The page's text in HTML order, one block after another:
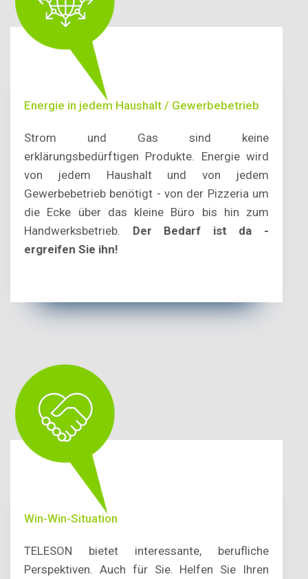
Energie in jedem Haushalt / Gewerbebetrieb
Strom und Gas sind keine
erklärungsbedürftigen Produkte. Energie wird
von jedem Haushalt und von jedem
Gewerbebetrieb benötigt - von der Pizzeria um
die Ecke über das kleine Büro bis hin zum
Handwerksbetrieb. Der Bedarf ist da -
ergreifen Sie ihn!
Win-Win-Situation
TELESON bietet interessante, berufliche
Perspektiven. Auch für Sie. Helfen Sie Ihren